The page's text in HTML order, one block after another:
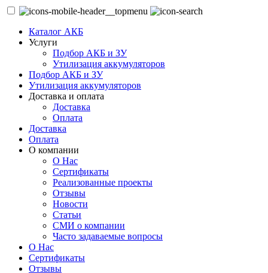
Каталог АКБ
Услуги
Подбор АКБ и ЗУ
Утилизация аккумуляторов
Подбор АКБ и ЗУ
Утилизация аккумуляторов
Доставка и оплата
Доставка
Оплата
Доставка
Оплата
О компании
О Нас
Сертификаты
Реализованные проекты
Отзывы
Новости
Статьи
СМИ о компании
Часто задаваемые вопросы
О Нас
Сертификаты
Отзывы